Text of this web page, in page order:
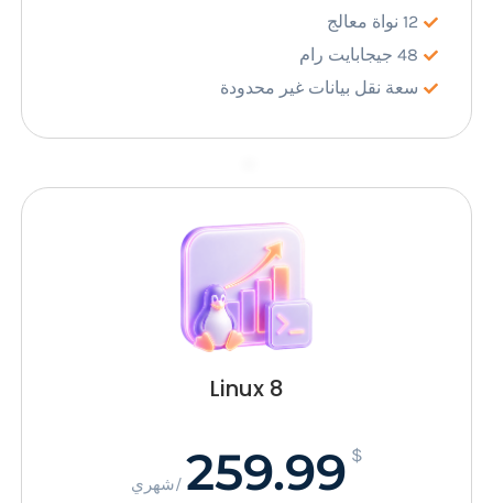
12 نواة معالج
48 جيجابايت رام
سعة نقل بيانات غير محدودة
Linux 8
$
259.99 /شهري